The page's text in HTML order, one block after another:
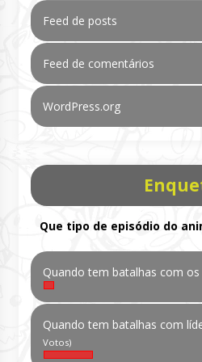
Feed de posts
Feed de comentários
WordPress.org
Que tipo de episódio do
Quando tem batalhas com os
Quando tem batalhas com
Votos)